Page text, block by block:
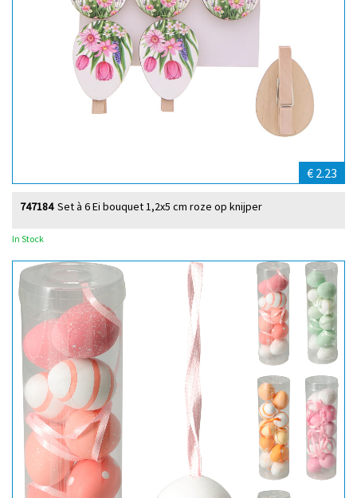
€ 2.23
Set à 6 Ei bouquet 1,2x5 cm roze op knijper
747184
In Stock